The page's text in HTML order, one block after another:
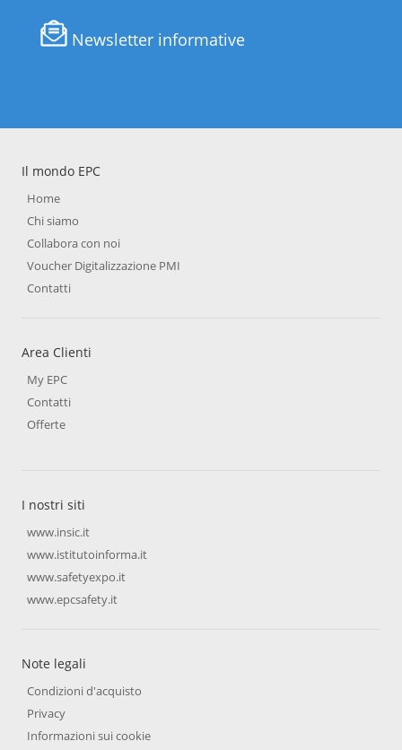
Newsletter informative
Il mondo EPC
Home
Chi siamo
Collabora con noi
Voucher Digitalizzazione PMI
Contatti
Area Clienti
My EPC
Contatti
Offerte
I nostri siti
www.insic.it
www.istitutoinforma.it
www.safetyexpo.it
www.epcsafety.it
Note legali
Condizioni d'acquisto
Privacy
Informazioni sui cookie